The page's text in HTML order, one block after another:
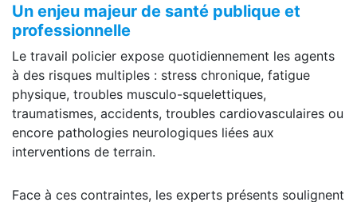
Un enjeu majeur de santé publique et
professionnelle
Le travail policier expose quotidiennement les agents
à des risques multiples : stress chronique, fatigue
physique, troubles musculo-squelettiques,
traumatismes, accidents, troubles cardiovasculaires ou
encore pathologies neurologiques liées aux
interventions de terrain.
Face à ces contraintes, les experts présents soulignent